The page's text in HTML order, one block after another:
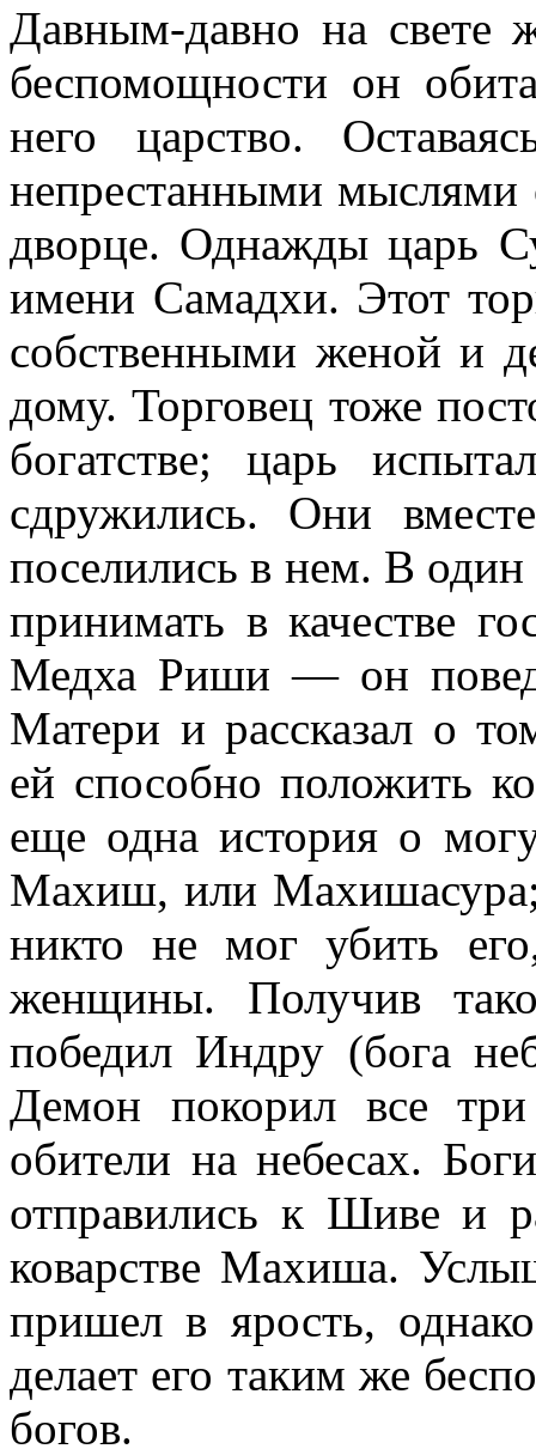
Давным-давно на
беспомощности он
него царство.
непрестанными мыслями
дворце. Однажды царь
имени Самадхи. Этот
собственными женой и
дому. Торговец тоже
богатстве; царь
сдружились. Они
поселились в нем. В
принимать в качестве
Медха Риши — он
Матери и рассказал о
ей способно положить
еще одна история о
Махиш, или Махишасура;
никто не мог убить
женщины. Получив
победил Индру (бога
Демон покорил все
обители на небесах.
отправились к Шиве и
коварстве Махиша.
пришел в ярость,
делает его таким же
богов.